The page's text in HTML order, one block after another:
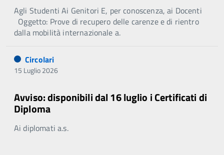
Agli Studenti Ai Genitori E, per conoscenza, ai Docenti
Oggetto: Prove di recupero delle carenze e di rientro
dalla mobilità internazionale a.
Circolari
15 Luglio 2026
Avviso: disponibili dal 16 luglio i Certificati di
Diploma
Ai diplomati a.s.